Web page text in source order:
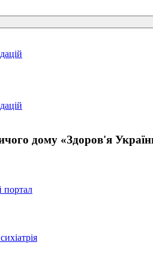
дому «Здоров'я
портал